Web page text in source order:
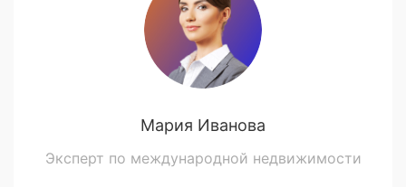
Мария Иванова
Эксперт по международной недвижимости